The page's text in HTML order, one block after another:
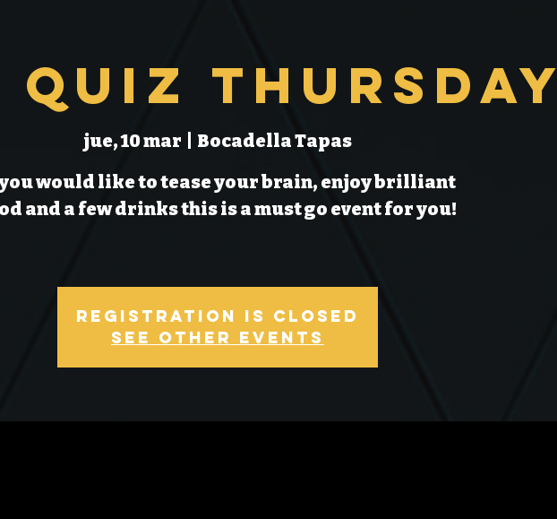
Quiz Thursday
jue, 10 mar
Bocadella Tapas
would like to tease your brain, enjoy brilliant
and a few drinks this is a must go event for you!
Registration is Closed
See other events